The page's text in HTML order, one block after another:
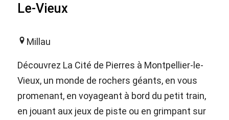
Le-Vieux
Millau
Découvrez La Cité de Pierres à Montpellier-le-
Vieux, un monde de rochers géants, en vous
promenant, en voyageant à bord du petit train,
en jouant aux jeux de piste ou en grimpant sur